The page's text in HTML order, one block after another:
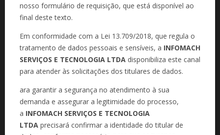
nosso formulário de requisição, que está disponível ao
final deste texto.
Em conformidade com a Lei 13.709/2018, que regula o
tratamento de dados pessoais e sensíveis, a INFOMACH
SERVIÇOS E TECNOLOGIA LTDA disponibiliza este canal
para atender às solicitações dos titulares de dados.
ara garantir a segurança no atendimento à sua
demanda e assegurar a legitimidade do processo,
a INFOMACH SERVIÇOS E TECNOLOGIA
LTDA precisará confirmar a identidade do titular de